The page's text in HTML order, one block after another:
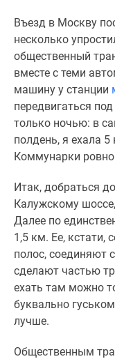
Въезд в Москву
несколько
общественный
вместе с теми
машину у станции
передвигаться
только ночью: в
полдень, я ехала
Коммунарки
Итак, добраться
Калужскому
Далее по
1,5 км. Ее, кстати,
полос, соединяют
сделают частью
ехать там можно
буквально
лучше.
Общественным